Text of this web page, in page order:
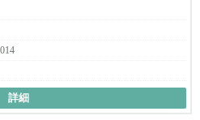
詳細